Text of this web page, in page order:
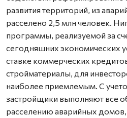
развития территорий, из
расселено 2,5 млн человек.
программы, реализуемой за
сегодняшних экономических
ставке коммерческих
стройматериалы, для
наиболее приемлемым. С
застройщики выполняют все
расселению аварийных